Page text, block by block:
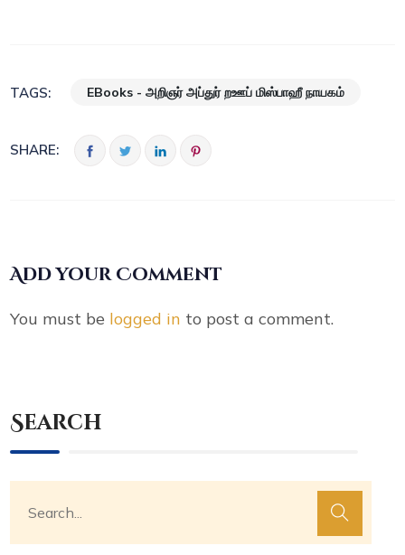
TAGS: EBooks - அறிஞர் அப்துர் றஊப் மிஸ்பாஹீ நாயகம்
SHARE:
Add your Comment
You must be logged in to post a comment.
Search